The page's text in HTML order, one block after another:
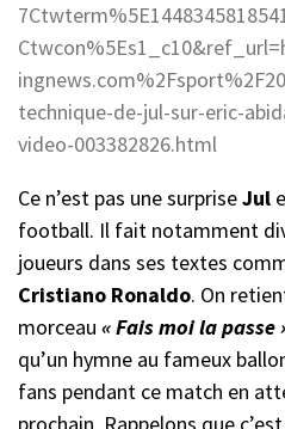
technique-de-jul-sur-eric-
video-003382826.html
Ce n’est pas une surpriseJul
football. Il fait notamment
joueurs dans ses textes
Cristiano Ronaldo. On
morceau « Fais moi la passe
qu’un hymne au fameux
fans pendant ce match en